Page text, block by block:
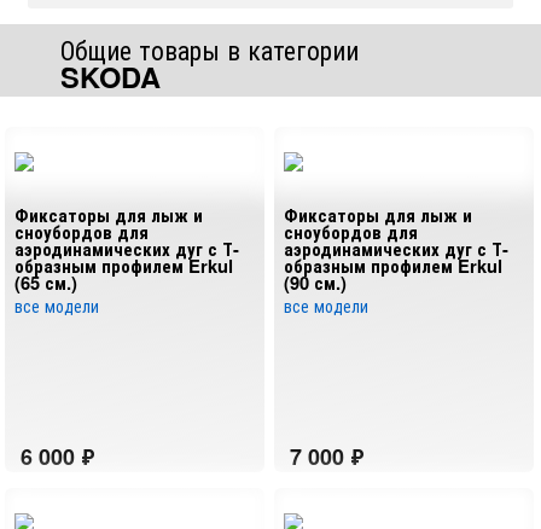
Общие товары в категории
SKODA
Фиксаторы для лыж и
сноубордов для
аэродинамических дуг с Т-
образным профилем Erkul
(65 см.)
все модели
Фиксаторы для лыж и
сноубордов для
аэродинамических дуг с Т-
образным профилем Erkul
(90 см.)
все модели